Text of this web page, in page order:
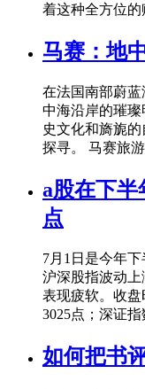
着这种全方位的
马赛：地
在法国南部蔚
中海沿岸的璀
史文化和旖旎
探寻。 马赛旅
a股在下半
点
7月1日是今年
沪深股指波动上
表现疲软。收盘
3025点；深证指
如何把书